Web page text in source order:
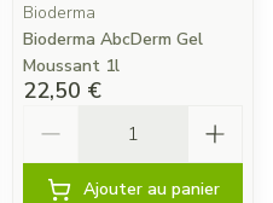
Bioderma
Bioderma AbcDerm Gel
Moussant 1l
22,50 €
Ajouter au panier